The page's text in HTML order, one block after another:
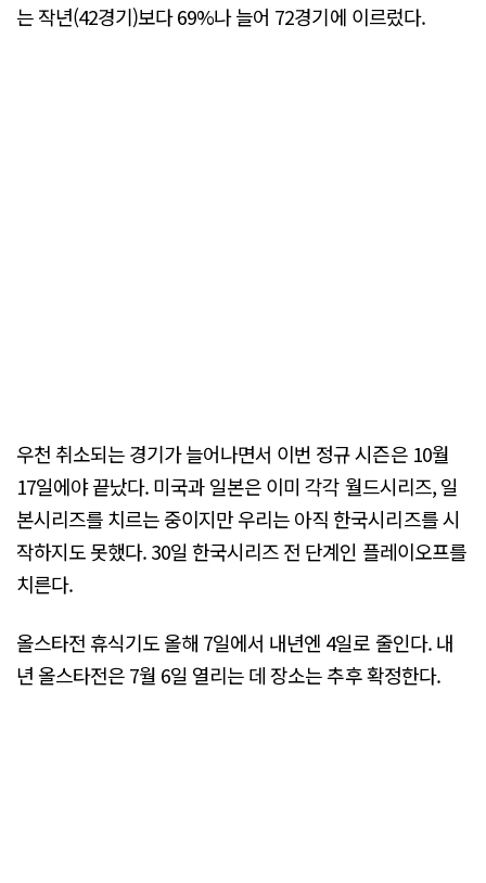
는 작년(42경기)보다 69%나 늘어 72경기에 이르렀다.
우천 취소되는 경기가 늘어나면서 이번 정규 시즌은 10월
17일에야 끝났다. 미국과 일본은 이미 각각 월드시리즈, 일
본시리즈를 치르는 중이지만 우리는 아직 한국시리즈를 시
작하지도 못했다. 30일 한국시리즈 전 단계인 플레이오프를
치른다.
올스타전 휴식기도 올해 7일에서 내년엔 4일로 줄인다. 내
년 올스타전은 7월 6일 열리는 데 장소는 추후 확정한다.